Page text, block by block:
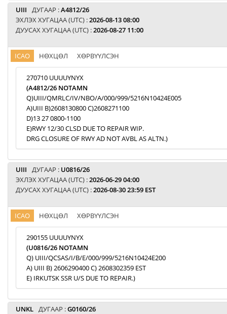
UIII ДУГААР :A4812/26
ЭХЛЭХ ХУГАЦАА (UTC) :2026-08-13 08:00
ДУУСАХ ХУГАЦАА (UTC) :2026-08-27 11:00
ICAO НӨХЦӨЛ ХӨРВҮҮЛСЭН
270710 UUUUYNYX
(A4812/26 NOTAMN
Q)UIII/QMRLC/IV/NBO/A/000/999/5216N10424E005
A)UIII B)2608130800 C)2608271100
D)13 27 0800-1100
E)RWY 12/30 CLSD DUE TO REPAIR WIP.
DRG CLOSURE OF RWY AD NOT AVBL AS ALTN.)
UIII ДУГААР : U0816/26
ЭХЛЭХ ХУГАЦАА (UTC) :2026-06-29 04:00
ДУУСАХ ХУГАЦАА (UTC) :2026-08-30 23:59 EST
ICAO НӨХЦӨЛ ХӨРВҮҮЛСЭН
290155 UUUUYNYX
(U0816/26 NOTAMN
Q) UIII/QCSAS/I/B/E/000/999/5216N10424E200
A) UIII B) 2606290400 C) 2608302359 EST
E) IRKUTSK SSR U/S DUE TO REPAIR.)
UNKL ДУГААР :G0160/26